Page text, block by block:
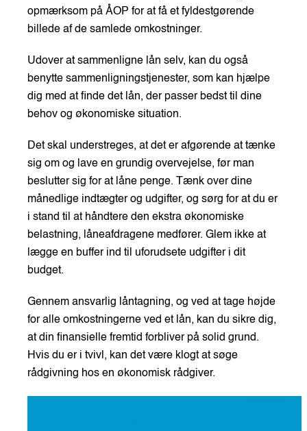
opmærksom på ÅOP for at få et fyldestgørende
billede af de samlede omkostninger.
Udover at sammenligne lån selv, kan du også
benytte sammenligningstjenester, som kan hjælpe
dig med at finde det lån, der passer bedst til dine
behov og økonomiske situation.
Det skal understreges, at det er afgørende at tænke
sig om og lave en grundig overvejelse, før man
beslutter sig for at låne penge. Tænk over dine
månedlige indtægter og udgifter, og sørg for at du er
i stand til at håndtere den ekstra økonomiske
belastning, låneafdragene medfører. Glem ikke at
lægge en buffer ind til uforudsete udgifter i dit
budget.
Gennem ansvarlig låntagning, og ved at tage højde
for alle omkostningerne ved et lån, kan du sikre dig,
at din finansielle fremtid forbliver på solid grund.
Hvis du er i tvivl, kan det være klogt at søge
rådgivning hos en økonomisk rådgiver.